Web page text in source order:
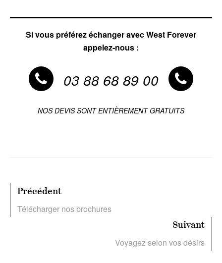
Si vous préférez échanger avec West Forever
appelez-nous :
03 88 68 89 00
NOS DEVIS SONT ENTIÈREMENT GRATUITS
Précédent
Télécharger nos brochures
Suivant
Voyagez selon vos désirs